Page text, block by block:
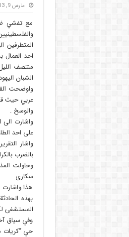
مارس 9, 2013
مع تفشي
المتطرفين
احد
منتصف
الشبان
واوضحت
عربي حيث
والوسخ .
واشارت الى
على احد
واشار
بالضرب
وحاولت
سكارى.
هذا واشارت
بهذه
المستشفى
وفي سياق
حي “كريات